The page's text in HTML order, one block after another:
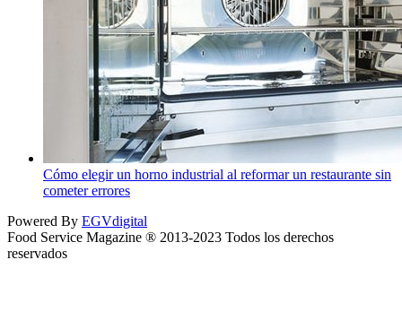
Cómo elegir un horno industrial al reformar un restaurante sin
cometer errores
Powered By EGVdigital
Food Service Magazine ® 2013-2023 Todos los derechos
reservados